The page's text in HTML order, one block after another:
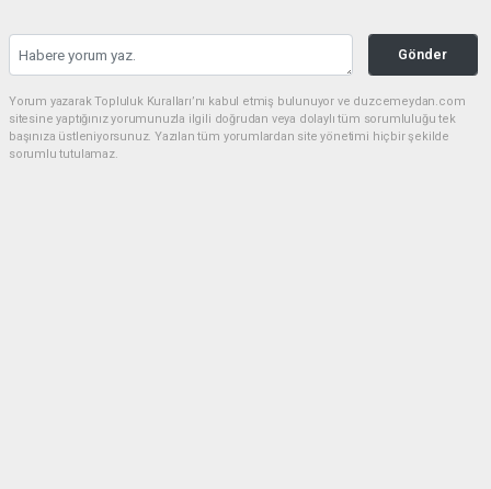
Gönder
Yorum yazarak Topluluk Kuralları’nı kabul etmiş bulunuyor ve duzcemeydan.com
sitesine yaptığınız yorumunuzla ilgili doğrudan veya dolaylı tüm sorumluluğu tek
başınıza üstleniyorsunuz. Yazılan tüm yorumlardan site yönetimi hiçbir şekilde
sorumlu tutulamaz.